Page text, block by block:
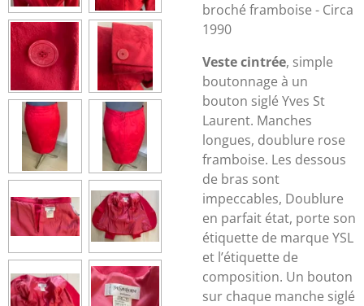
broché framboise - Circa
1990
Veste cintrée, simple
boutonnage à un
bouton siglé Yves St
Laurent. Manches
longues, doublure rose
framboise. Les dessous
de bras sont
impeccables, Doublure
en parfait état, porte son
étiquette de marque YSL
et l’étiquette de
composition. Un bouton
sur chaque manche siglé